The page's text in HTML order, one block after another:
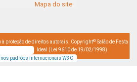
Mapa do site
proteção de direitos autorais. Copyright© Salão de Festa
Ideal (Lei 9610 de 19/02/1998)